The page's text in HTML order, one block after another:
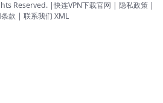
Reserved. |快连VPN下载官网 | 隐私政策 |
款 | 联系我们 XML